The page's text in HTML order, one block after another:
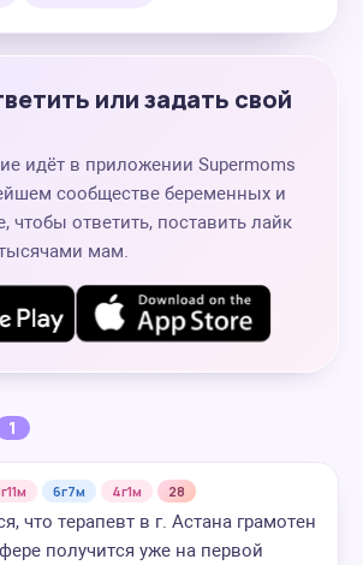
или задать свой
идёт в приложении Supermoms
сообществе беременных и
чтобы ответить, поставить лайк
мам.
1
6г7м 4г1м 28
что терапевт в г. Астана грамотен
получится уже на первой